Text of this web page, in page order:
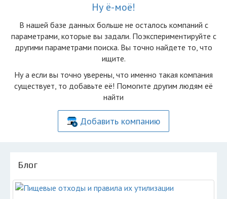
Ну ё-моё!
В нашей базе данных больше не осталоcь компаний с
параметрами, которые вы задали. Поэкспериментируйте с
другими параметрами поиска. Вы точно найдете то, что
ищите.
Ну а если вы точно уверены, что именно такая компания
существует, то добавьте её! Помогите другим людям её
найти
Добавить компанию
Блог